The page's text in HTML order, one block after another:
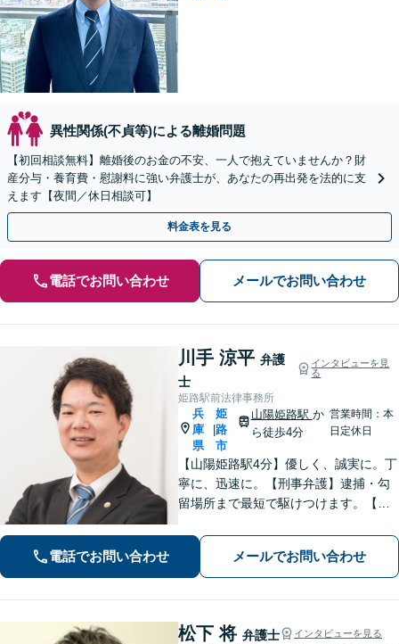
異性関係(不貞等)による離婚問題
【初回相談無料】離婚後のお金の不安、一人で抱えていませんか？財
産分与・養育費・慰謝料に強い弁護士が、あなたの再出発を法的に支
えます【夜間／休日相談可】
料金表を見る
電話でお問い合わせ メールでお問い合わせ
川手 涼平 弁護
士
インタビューを見
る
姫路駅前法律事務所
兵
庫
県
姫
路
市
山陽姫路駅 か
ら徒歩4分
営業時間：本
日定休日
【山陽姫路駅4分】優しく、誠実に。丁
寧に、迅速に。【刑事弁護】逮捕・勾
留場所まで最短で駆けつけます。【債
の生活再建をサポートします。【交通
事故】「こんな相談でも大丈夫だろう
か」と躊躇されている方もご相談くだ
さい。
電話でお問い合わせ メールでお問い合わせ
松下 将 弁護士 インタビューを見る